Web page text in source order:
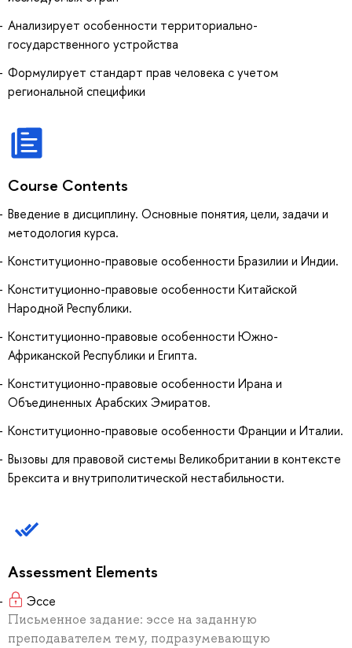
Анализирует особенности территориально-
государственного устройства
Формулирует стандарт прав человека с учетом
региональной специфики
Course Contents
Введение в дисциплину. Основные понятия, цели, задачи и
методология курса.
Конституционно-правовые особенности Бразилии и Индии.
Конституционно-правовые особенности Китайской
Народной Республики.
Конституционно-правовые особенности Южно-
Африканской Республики и Египта.
Конституционно-правовые особенности Ирана и
Объединенных Арабских Эмиратов.
Конституционно-правовые особенности Франции и Италии.
Вызовы для правовой системы Великобритании в контексте
Брексита и внутриполитической нестабильности.
Assessment Elements
Эссе
Письменное задание: эссе на заданную
преподавателем тему, подразумевающую